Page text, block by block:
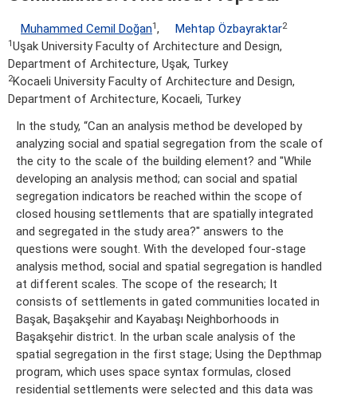
Muhammed Cemil Doğan1, Mehtap Özbayraktar2
1Uşak University Faculty of Architecture and Design,
Department of Architecture, Uşak, Turkey
2Kocaeli University Faculty of Architecture and Design,
Department of Architecture, Kocaeli, Turkey
In the study, “Can an analysis method be developed by
analyzing social and spatial segregation from the scale of
the city to the scale of the building element? and "While
developing an analysis method; can social and spatial
segregation indicators be reached within the scope of
closed housing settlements that are spatially integrated
and segregated in the study area?" answers to the
questions were sought. With the developed four-stage
analysis method, social and spatial segregation is handled
at different scales. The scope of the research; It
consists of settlements in gated communities located in
Başak, Başakşehir and Kayabaşı Neighborhoods in
Başakşehir district. In the urban scale analysis of the
spatial segregation in the first stage; Using the Depthmap
program, which uses space syntax formulas, closed
residential settlements were selected and this data was